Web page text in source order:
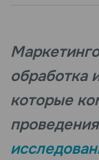
обработка
которые
проведения